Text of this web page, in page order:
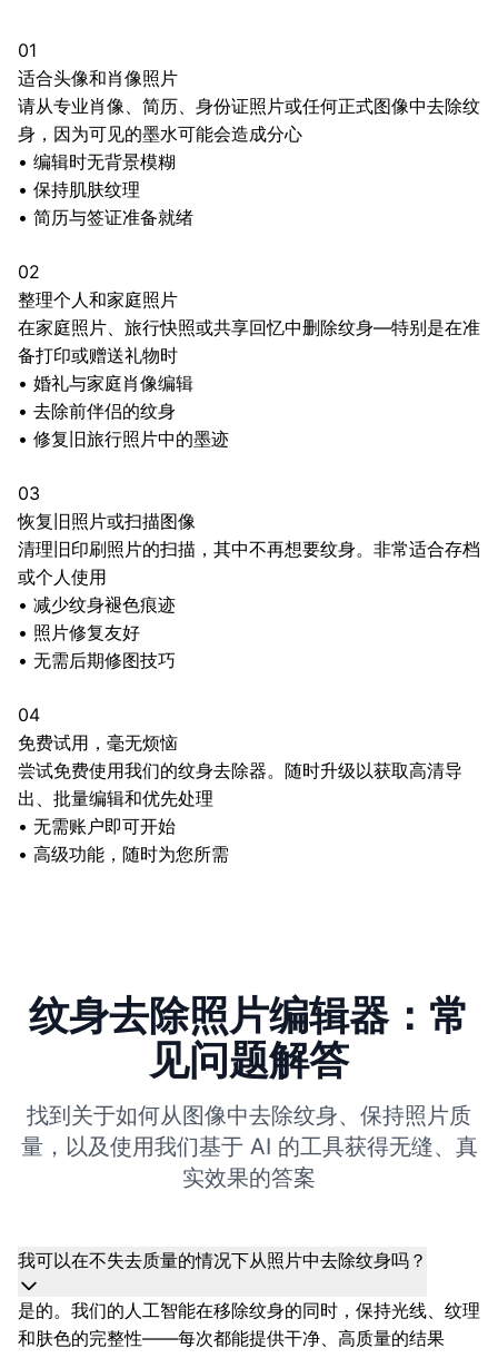
01
适合头像和肖像照片
请从专业肖像、简历、身份证照片或任何正式图像中去除纹
身，因为可见的墨水可能会造成分心
• 编辑时无背景模糊
• 保持肌肤纹理
• 简历与签证准备就绪
02
整理个人和家庭照片
在家庭照片、旅行快照或共享回忆中删除纹身—特别是在准
备打印或赠送礼物时
• 婚礼与家庭肖像编辑
• 去除前伴侣的纹身
• 修复旧旅行照片中的墨迹
03
恢复旧照片或扫描图像
清理旧印刷照片的扫描，其中不再想要纹身。非常适合存档
或个人使用
• 减少纹身褪色痕迹
• 照片修复友好
• 无需后期修图技巧
04
免费试用，毫无烦恼
尝试免费使用我们的纹身去除器。随时升级以获取高清导
出、批量编辑和优先处理
• 无需账户即可开始
• 高级功能，随时为您所需
纹身去除照片编辑器：常
见问题解答
找到关于如何从图像中去除纹身、保持照片质
量，以及使用我们基于 AI 的工具获得无缝、真
实效果的答案
我可以在不失去质量的情况下从照片中去除纹身吗？
是的。我们的人工智能在移除纹身的同时，保持光线、纹理
和肤色的完整性——每次都能提供干净、高质量的结果